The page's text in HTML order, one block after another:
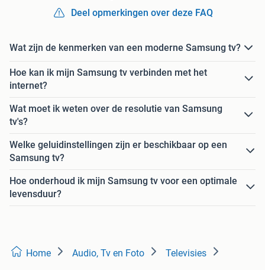
Deel opmerkingen over deze FAQ
Wat zijn de kenmerken van een moderne Samsung tv?
Hoe kan ik mijn Samsung tv verbinden met het
internet?
Wat moet ik weten over de resolutie van Samsung
tv's?
Welke geluidinstellingen zijn er beschikbaar op een
Samsung tv?
Hoe onderhoud ik mijn Samsung tv voor een optimale
levensduur?
Home Audio, Tv en Foto Televisies